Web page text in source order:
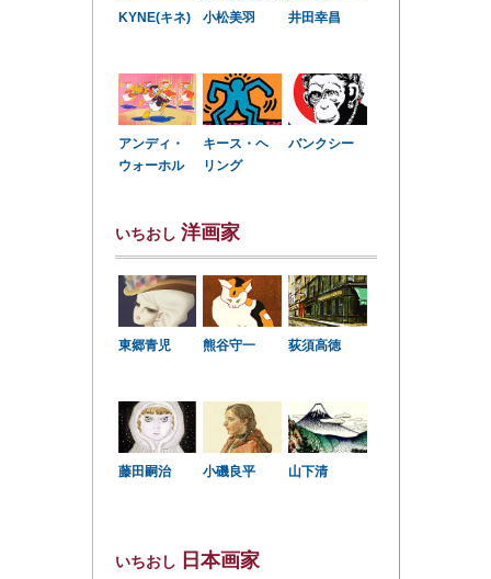
KYNE(キネ) 小松美羽 井田幸昌
アンディ・
ウォーホル
キース・ヘ
リング
バンクシー
いちおし 洋画家
東郷青児 熊谷守一 荻須高徳
藤田嗣治 小磯良平 山下清
いちおし 日本画家